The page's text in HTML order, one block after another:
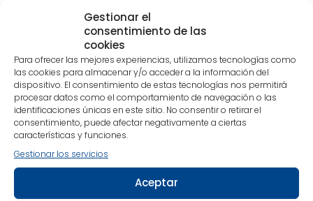
Gestionar el
consentimiento de las
cookies
Para ofrecer las mejores experiencias, utilizamos tecnologías como
las cookies para almacenar y/o acceder a la información del
dispositivo. El consentimiento de estas tecnologías nos permitirá
procesar datos como el comportamiento de navegación o las
identificaciones únicas en este sitio. No consentir o retirar el
consentimiento, puede afectar negativamente a ciertas
características y funciones.
Gestionar los servicios
Aceptar
menstruaciones dolorosas, abundantes e
irregulares, y problemas de tiroides y
suprarrenales.
Para más información contactar con Prensa en
689.03.09.00.
SOBRE LOS AUTORES
es doctor en Medicina y